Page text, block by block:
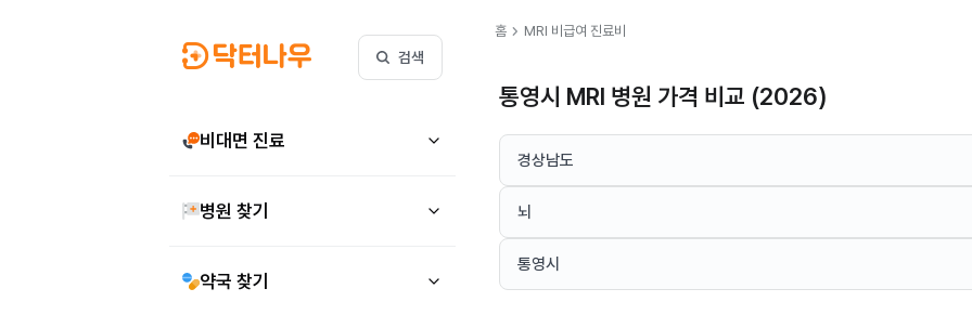
검색
비대면 진료
병원 찾기
약국 찾기
홈 chevron_right MRI 비급여 진료비
통영시 MRI 병원 가격 비교 (2026)
경상남도
뇌
통영시